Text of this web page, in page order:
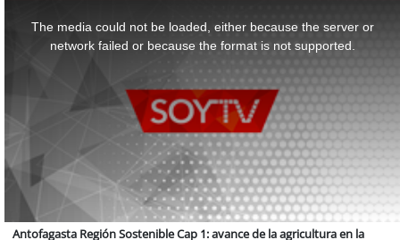
The media could not be loaded, either because the server or
network failed or because the format is not supported.
Antofagasta Región Sostenible Cap 1: avance de la agricultura en la